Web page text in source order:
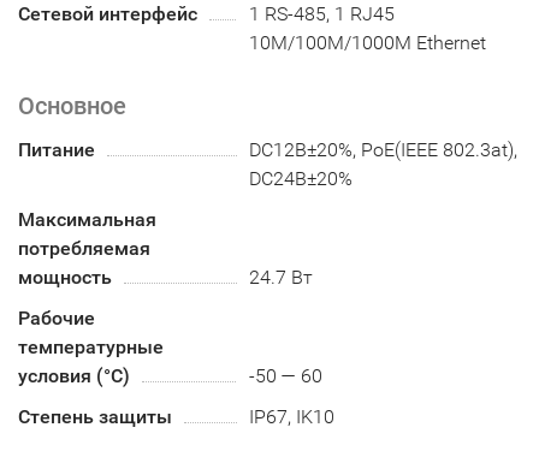
Сетевой интерфейс
1 RS-485, 1 RJ45
10M/100M/1000M Ethernet
Основное
Питание
DC12В±20%, PoE(IEEE 802.3at),
DC24В±20%
Максимальная
потребляемая
мощность
24.7 Вт
Рабочие
температурные
условия (°С)
-50 — 60
Степень защиты
IP67, IK10